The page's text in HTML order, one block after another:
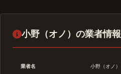
小野（オノ）の業者情報
業者名 小野（オノ）